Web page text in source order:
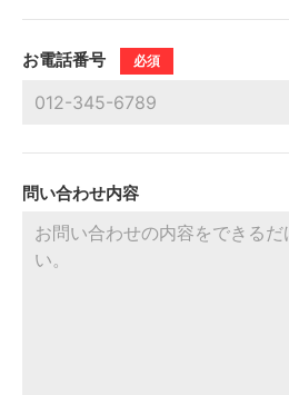
お電話番号 必須
問い合わせ内容